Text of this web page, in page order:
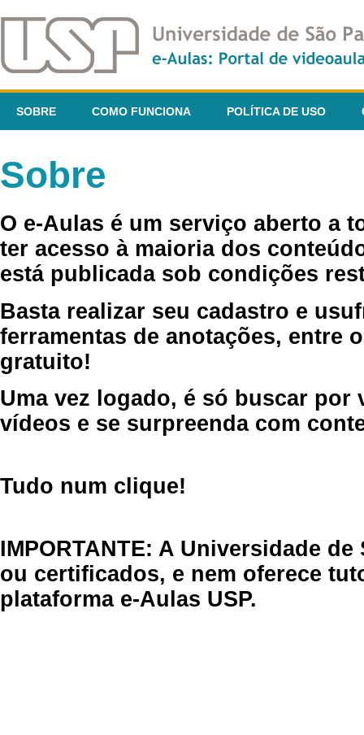
SOBRE COMO FUNCIONA POLÍTICA DE USO
Sobre
O e-Aulas é um serviço aberto a
ter acesso à maioria dos
está publicada sob condições
Basta realizar seu cadastro e
ferramentas de anotações, entre
gratuito!
Uma vez logado, é só buscar por
vídeos e se surpreenda com
Tudo num clique!
IMPORTANTE: A Universidade
ou certificados, e nem oferece
plataforma e-Aulas USP.